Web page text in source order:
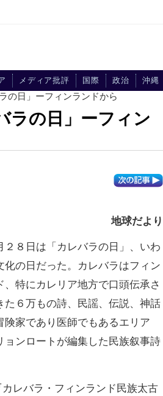
メディア批評 国際 政治 沖縄
の日」ーフィンランドから
ラの日」ーフィン
地球だより
８日は「カレバラの日」、いわ
化の日だった。カレバラはフィン
、特にカレリア地方で口頭伝承さ
た６万もの詩、民謡、伝説、神話
険家であり医師でもあるエリア
ョンロートが編集した民族叙事詩
レバラ・フィンランド民族太古